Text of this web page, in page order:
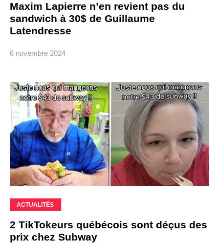
Maxim Lapierre n’en revient pas du
sandwich à 30$ de Guillaume
Latendresse
6 novembre 2024
ACTUALITÉS
2 TikTokeurs québécois sont déçus des
prix chez Subway